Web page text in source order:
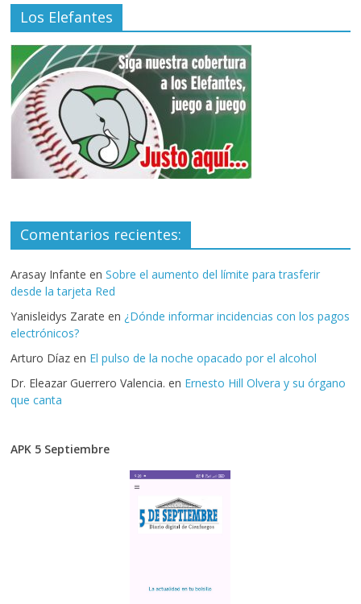
Los Elefantes
Comentarios recientes:
Arasay Infante enSobre el aumento del límite para trasferir
desde la tarjeta Red
Yanisleidys Zarate en ¿Dónde informar incidencias con los pagos
electrónicos?
Arturo Díaz en El pulso de la noche opacado por el alcohol
Dr. Eleazar Guerrero Valencia. en Ernesto Hill Olvera y su órgano
que canta
APK 5 Septiembre